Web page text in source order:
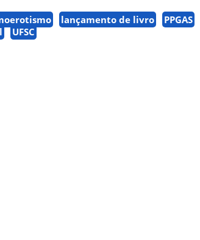
lançamento de livro PPGAS
UFSC